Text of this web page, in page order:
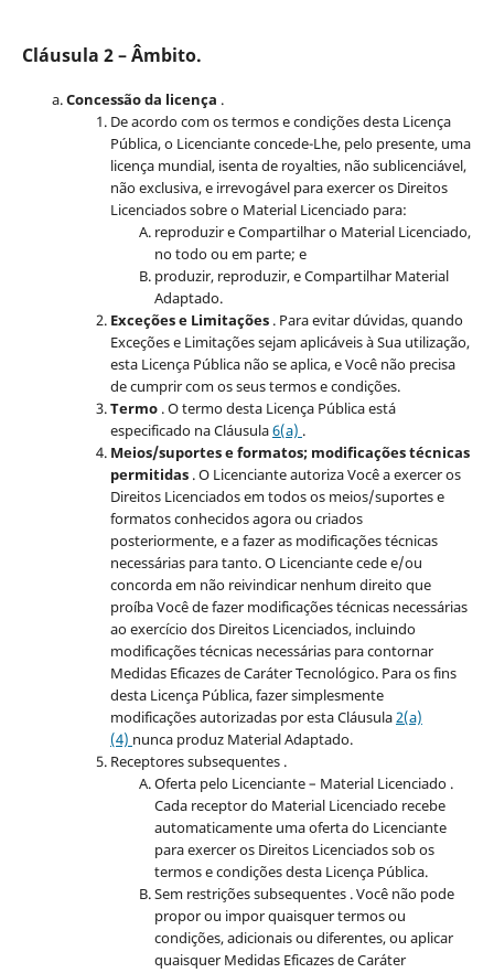
Cláusula 2 – Âmbito.
Concessão da licença .
De acordo com os termos e condições desta Licença
Pública, o Licenciante concede-Lhe, pelo presente, uma
licença mundial, isenta de royalties, não sublicenciável,
não exclusiva, e irrevogável para exercer os Direitos
Licenciados sobre o Material Licenciado para:
reproduzir e Compartilhar o Material Licenciado,
no todo ou em parte; e
produzir, reproduzir, e Compartilhar Material
Adaptado.
Exceções e Limitações . Para evitar dúvidas, quando
Exceções e Limitações sejam aplicáveis à Sua utilização,
esta Licença Pública não se aplica, e Você não precisa
de cumprir com os seus termos e condições.
Termo . O termo desta Licença Pública está
especificado na Cláusula6(a) .
Meios/suportes e formatos; modificações técnicas
permitidas . O Licenciante autoriza Você a exercer os
Direitos Licenciados em todos os meios/suportes e
formatos conhecidos agora ou criados
posteriormente, e a fazer as modificações técnicas
necessárias para tanto. O Licenciante cede e/ou
concorda em não reivindicar nenhum direito que
proíba Você de fazer modificações técnicas necessárias
ao exercício dos Direitos Licenciados, incluindo
modificações técnicas necessárias para contornar
Medidas Eficazes de Caráter Tecnológico. Para os fins
desta Licença Pública, fazer simplesmente
modificações autorizadas por esta Cláusula2(a)
(4) nunca produz Material Adaptado.
Receptores subsequentes .
Oferta pelo Licenciante – Material Licenciado .
Cada receptor do Material Licenciado recebe
automaticamente uma oferta do Licenciante
para exercer os Direitos Licenciados sob os
termos e condições desta Licença Pública.
Sem restrições subsequentes . Você não pode
propor ou impor quaisquer termos ou
condições, adicionais ou diferentes, ou aplicar
quaisquer Medidas Eficazes de Caráter